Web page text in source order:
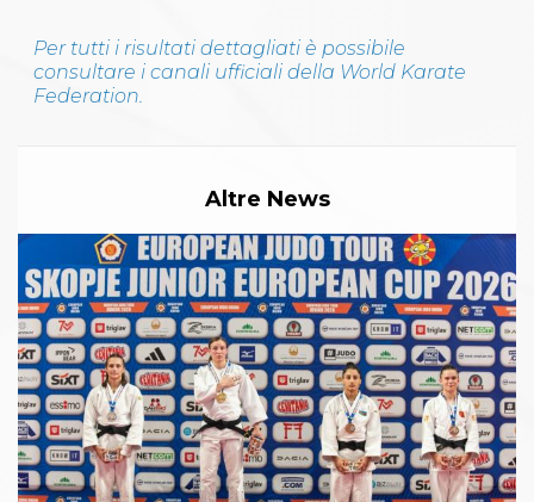
Per tutti i risultati dettagliati è possibile
consultare i canali ufficiali della World Karate
Federation.
Altre News